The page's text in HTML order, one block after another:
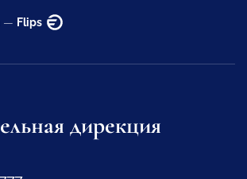
— Flips
дирекция